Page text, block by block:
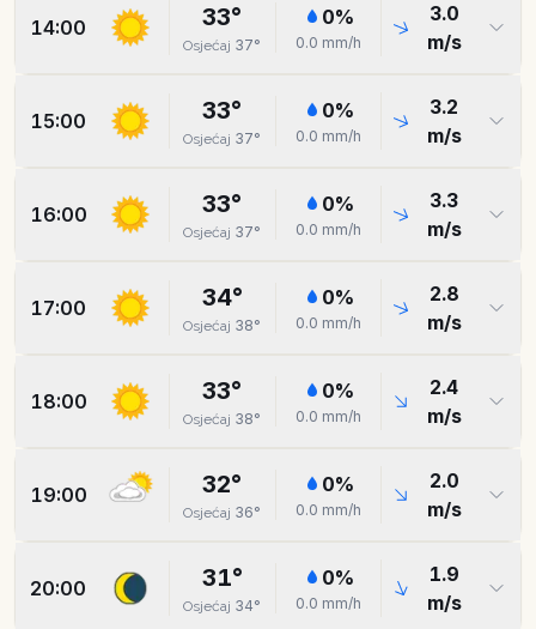
14:00 33°
Osjećaj 37°
0%
0.0 mm/h
3.0
m/s
15:00 33°
Osjećaj 37°
0%
0.0 mm/h
3.2
m/s
16:00 33°
Osjećaj 37°
0%
0.0 mm/h
3.3
m/s
17:00 34°
Osjećaj 38°
0%
0.0 mm/h
2.8
m/s
18:00 33°
Osjećaj 38°
0%
0.0 mm/h
2.4
m/s
19:00 32°
Osjećaj 36°
0%
0.0 mm/h
2.0
m/s
20:00 31°
Osjećaj 34°
0%
0.0 mm/h
1.9
m/s